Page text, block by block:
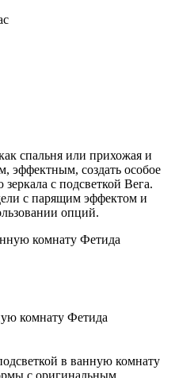
спальня или прихожая и
эффектным, создать особое
с подсветкой Вега.
с парящим эффектом и
опций.
комнату Фетида
в ванную комнату
с оригинальным